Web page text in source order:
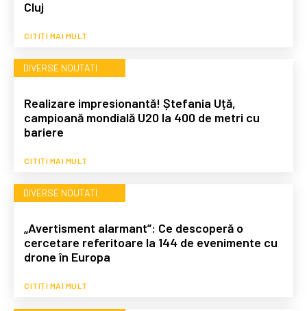
Cluj
CITIȚI MAI MULT
DIVERSE NOUTATI
Realizare impresionantă! Ștefania Uță,
campioană mondială U20 la 400 de metri cu
bariere
CITIȚI MAI MULT
DIVERSE NOUTATI
„Avertisment alarmant”: Ce descoperă o
cercetare referitoare la 144 de evenimente cu
drone în Europa
CITIȚI MAI MULT